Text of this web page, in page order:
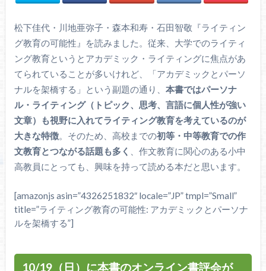
松下佳代・川地亜弥子・森本和寿・石田智敬『ライティン
グ教育の可能性』を読みました。従来、大学でのライティ
ング教育というとアカデミック・ライティングに焦点があ
てられていることが多いけれど、「アカデミックとパーソ
ナルを架橋する」という副題の通り、 本書ではパーソナ
ル・ライティング（トピック、思考、言語に個人性が強い
文章）も視野に入れてライティング教育を考えているのが
大きな特徴。そのため、高校までの初等・中等教育での作
文教育とつながる話題も多く
、作文教育に関心のある小中
高教員にとっても、興味を持って読める本だと思います。
[amazonjs asin=”4326251832″ locale=”JP” tmpl=”Small”
title=”ライティング教育の可能性: アカデミックとパーソナ
ルを架橋する”]
10/19（日）に本書のオンライン書評会が